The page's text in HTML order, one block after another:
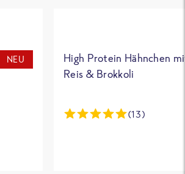
NEU
High Protein Hähnchen
Reis & Brokkoli
(13)